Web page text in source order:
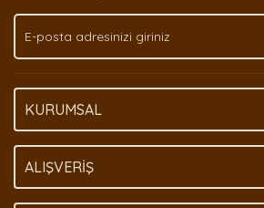
Ürün fiyatı diğer sitelerden daha pahalı.
Bu ürüne benzer farklı alternatifler olmalı.
KURUMSAL
ALIŞVERİŞ